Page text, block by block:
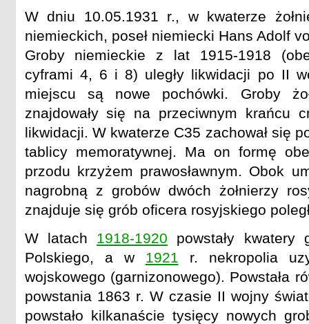
W dniu 10.05.1931 r., w kwaterze
niemieckich, poseł niemiecki Hans Adolf
Groby niemieckie z lat 1915-1918
cyframi 4, 6 i 8) uległy likwidacji po II
miejscu są nowe pochówki. Groby
znajdowały się na przeciwnym krańcu
likwidacji. W kwaterze C35 zachował się
tablicy memoratywnej. Ma on formę
przodu krzyżem prawosławnym. Obok
nagrobną z grobów dwóch żołnierzy
znajduje się grób oficera rosyjskiego
W latach 1918-1920 powstały kwatery
Polskiego, a w 1921 r. nekropolia
wojskowego (garnizonowego). Powstała
powstania 1863 r. W czasie II wojny
powstało kilkanaście tysięcy nowych